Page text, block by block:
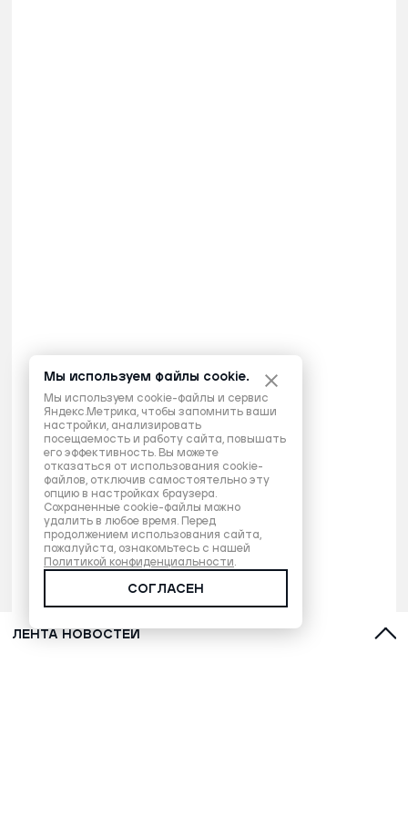
ЛЕНТА НОВОСТЕЙ
Мы используем файлы cookie.
Мы используем cookie-файлы и сервис
Яндекс.Метрика, чтобы запомнить ваши
настройки, анализировать
посещаемость и работу сайта, повышать
его эффективность. Вы можете
отказаться от использования cookie-
файлов, отключив самостоятельно эту
опцию в настройках браузера.
Сохраненные cookie-файлы можно
удалить в любое время. Перед
продолжением использования сайта,
пожалуйста, ознакомьтесь с нашей
Политикой конфиденциальности.
СОГЛАСЕН